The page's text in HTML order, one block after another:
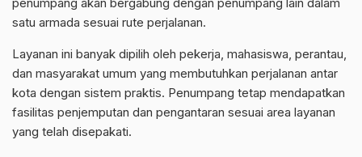
penumpang akan bergabung dengan penumpang lain dalam
satu armada sesuai rute perjalanan.
Layanan ini banyak dipilih oleh pekerja, mahasiswa, perantau,
dan masyarakat umum yang membutuhkan perjalanan antar
kota dengan sistem praktis. Penumpang tetap mendapatkan
fasilitas penjemputan dan pengantaran sesuai area layanan
yang telah disepakati.